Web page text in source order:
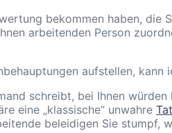
bekommen haben, die
arbeitenden Person
aufstellen, kann
schreibt, bei Ihnen
eine „klassische“ unwahre
beleidigen Sie stumpf,